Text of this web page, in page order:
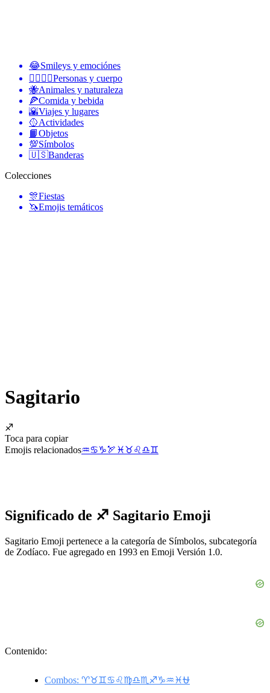
😂Smileys y emociónes
👩‍❤️‍💋‍👨Personas y cuerpo
🐝Animales y naturaleza
🍕Comida y bebida
🌇Viajes y lugares
🥎Actividades
📙Objetos
💯Símbolos
🇺🇸Banderas
Colecciones
🎊Fiestas
🦄Emojis temáticos
Sagitario
♐
Toca para copiar
Emojis relacionados♒♋♑🏹 ♓♉♌♎♊
Significado de ♐ Sagitario Emoji
Sagitario Emoji pertenece a la categoría de Símbolos, subcategoría
de Zodíaco. Fue agregado en 1993 en Emoji Versión 1.0.
Contenido:
Combos: ♈♉♊♋♌♍♎♏♐♑♒♓⛎